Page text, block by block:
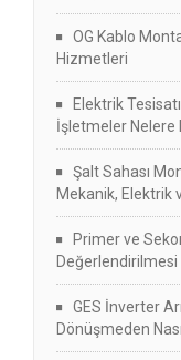
OG Kablo
Hizmetleri
Elektrik
İşletmeler Nelere
Şalt Sahası
Mekanik, Elektrik
Primer ve
GES İnverter
Dönüşmeden